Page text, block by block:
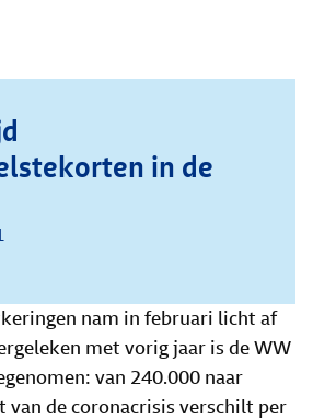
in de
nam in februari licht af
met vorig jaar is de WW
van 240.000 naar
van de coronacrisis verschilt per